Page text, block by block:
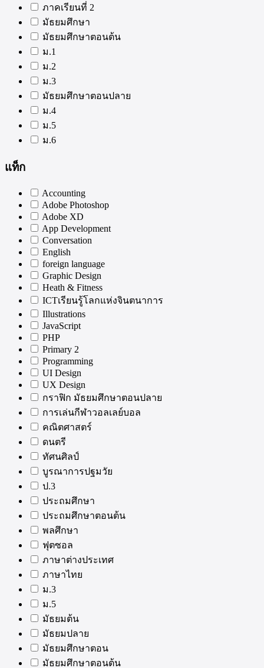
ภาคเรียนที่ 2
มัธยมศึกษา
มัธยมศึกษาตอนต้น
ม.1
ม.2
ม.3
มัธยมศึกษาตอนปลาย
ม.4
ม.5
ม.6
แท็ก
Accounting
Adobe Photoshop
Adobe XD
App Development
Conversation
English
foreign language
Graphic Design
Heath & Fitness
ICTเรียนรู้โลกแห่งจินตนาการ
Illustrations
JavaScript
PHP
Primary 2
Programming
UI Design
UX Design
กราฟิก มัธยมศึกษาตอนปลาย
การเล่นกีฬาวอลเลย์บอล
คณิตศาสตร์
ดนตรี
ทัศนศิลป์
บูรณาการปฐมวัย
ป.3
ประถมศึกษา
ประถมศึกษาตอนต้น
พลศึกษา
ฟุตซอล
ภาษาต่างประเทศ
ภาษาไทย
ม.3
ม.5
มัธยมต้น
มัธยมปลาย
มัธยมศึกษาตอน
มัธยมศึกษาตอนต้น